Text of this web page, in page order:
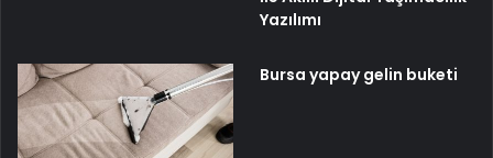
Yazılımı
Bursa yapay gelin buketi